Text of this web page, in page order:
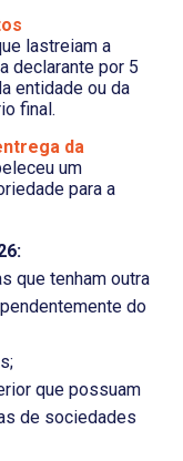
lastreiam a
declarante por 5
entidade ou da
final.
da
um
para a
que tenham outra
do
que possuam
de sociedades